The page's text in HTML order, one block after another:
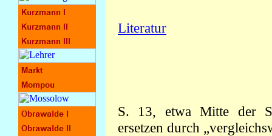
Literatur
S. 13, etwa Mitte der
ersetzen durch